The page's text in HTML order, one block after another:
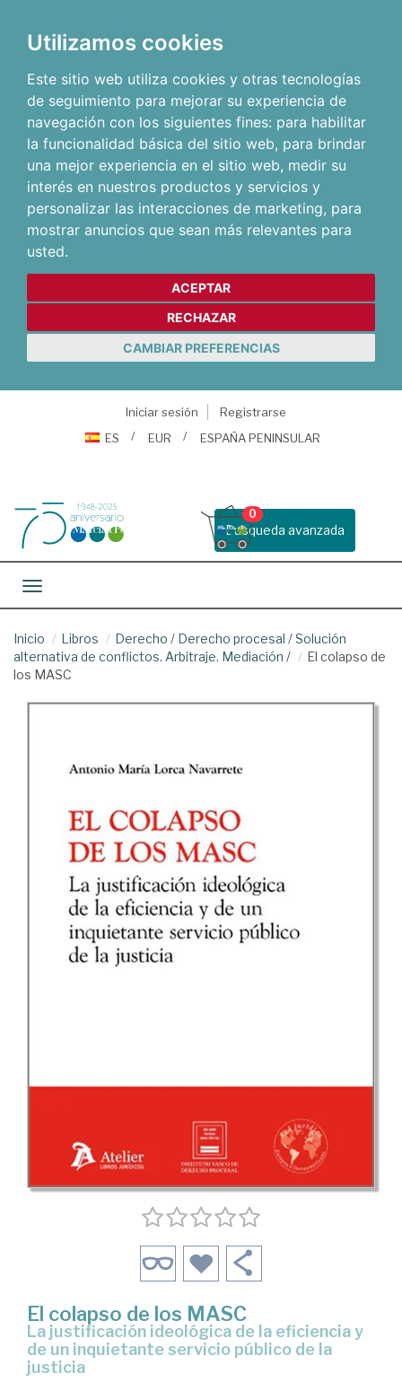
Utilizamos cookies
Este sitio web utiliza cookies y otras tecnologías
de seguimiento para mejorar su experiencia de
navegación con los siguientes fines: para habilitar
la funcionalidad básica del sitio web, para brindar
una mejor experiencia en el sitio web, medir su
interés en nuestros productos y servicios y
personalizar las interacciones de marketing, para
mostrar anuncios que sean más relevantes para
usted.
ACEPTAR
RECHAZAR
CAMBIAR PREFERENCIAS
Iniciar sesión
Registrarse
ES
EUR ESPAÑA PENINSULAR
Busqueda avanzada
0
Toggle navigation
Inicio Libros Derecho / Derecho procesal /Solución
alternativa de conflictos. Arbitraje. Mediación /
El colapso de
los MASC
El colapso de los MASC
La justificación ideológica de la eficiencia y
de un inquietante servicio público de la
justicia